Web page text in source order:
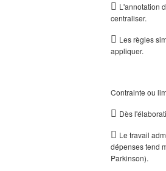
 L'annotation
centraliser.
 Les règles
appliquer.
Contrainte ou
 Dès
 Le travail
dépenses tend
Parkinson).